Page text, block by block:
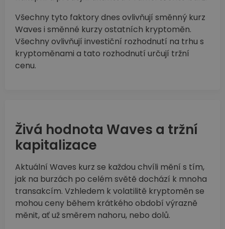
Všechny tyto faktory dnes ovlivňují směnný kurz
Waves i směnné kurzy ostatních kryptoměn.
Všechny ovlivňují investiční rozhodnutí na trhu s
kryptoměnami a tato rozhodnutí určují tržní
cenu.
Živá hodnota Waves a tržní
kapitalizace
Aktuální Waves kurz se každou chvíli mění s tím,
jak na burzách po celém světě dochází k mnoha
transakcím. Vzhledem k volatilitě kryptoměn se
mohou ceny během krátkého období výrazně
měnit, ať už směrem nahoru, nebo dolů.